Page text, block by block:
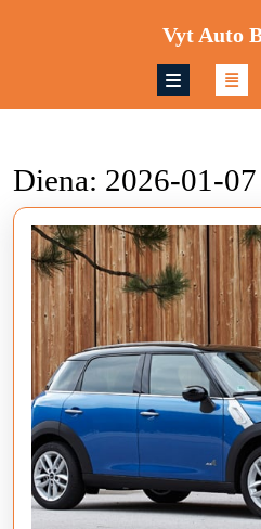
Vyt Auto
Diena: 2026-01-07